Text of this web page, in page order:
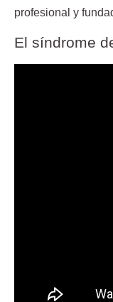
profesional y
El síndrome